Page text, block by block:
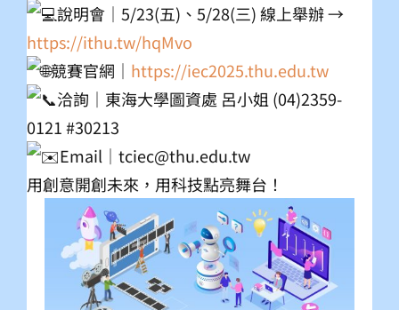
說明會｜5/23(五)、5/28(三) 線上舉辦 →
https://ithu.tw/hqMvo
競賽官網｜ https://iec2025.thu.edu.tw
洽詢｜東海大學圖資處 呂小姐 (04)2359-
0121 #30213
Email｜tciec@thu.edu.tw
用創意開創未來，用科技點亮舞台！